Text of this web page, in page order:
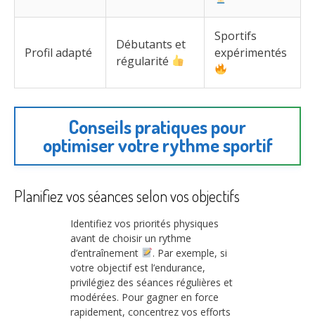
Profil adapté
Débutants et
régularité
Sportifs
expérimentés
Conseils pratiques pour
optimiser votre rythme sportif
Planifiez vos séances selon vos objectifs
Identifiez vos priorités physiques
avant de choisir un rythme
d’entraînement
. Par exemple, si
votre objectif est l’endurance,
privilégiez des séances régulières et
modérées. Pour gagner en force
rapidement, concentrez vos efforts